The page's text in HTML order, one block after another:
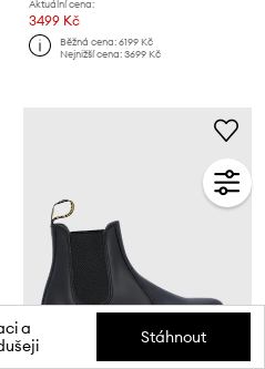
Aktuální cena:
3499 Kč
Běžná cena:6199 Kč
Nejnižší cena:3699 Kč
a
Stáhnout